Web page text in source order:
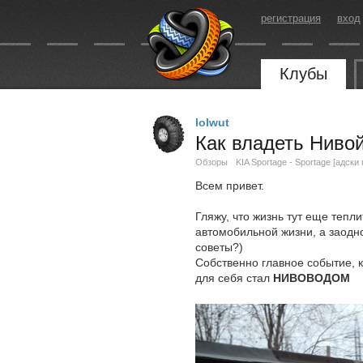
регистрация вход
Клубы
lolwut
Как владеть
Обзоры KIA Sportage - Sportage [адски
Всем привет.
Гляжу, что жизнь тут еще
автомобильной жизни, а
советы?)
Собственно главное событие,
для себя стал НИВОВОДОМ